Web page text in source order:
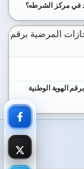
الهوية الوطنية